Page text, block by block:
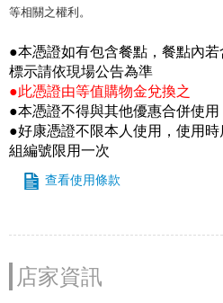
等相關之權利。
●本憑證如有包含餐點，餐點內
標示請依現場公告為準
●此憑證由等值購物金兌換之
●本憑證不得與其他優惠合併使
●好康憑證不限本人使用，使用
組編號限用一次
查看使用條款
店家資訊